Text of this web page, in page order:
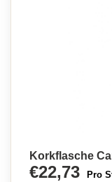
Korkflasche
€22,73 Pro